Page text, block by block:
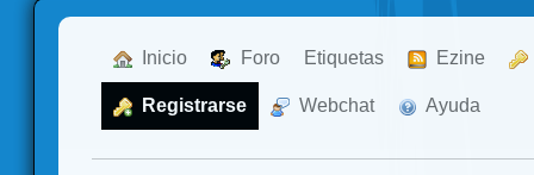
Inicio Foro Etiquetas Ezine
Registrarse Webchat Ayuda